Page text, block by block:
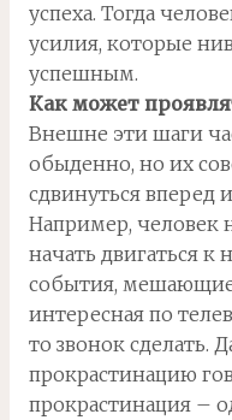
успеха. Тогда
усилия, которые
успешным.
Как может
Внешне эти шаги
обыденно, но их
сдвинуться вперед
Например, человек
начать двигаться к
события, мешающие
интересная по
то звонок сделать.
прокрастинацию
прокрастинация –